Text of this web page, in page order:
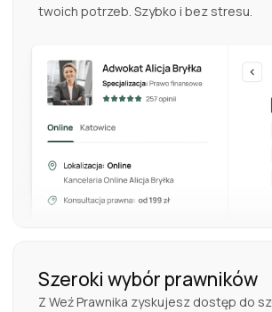
twoich potrzeb. Szybko i bez stresu.
Szeroki wybór prawników
Z Weź Prawnika zyskujesz dostęp do